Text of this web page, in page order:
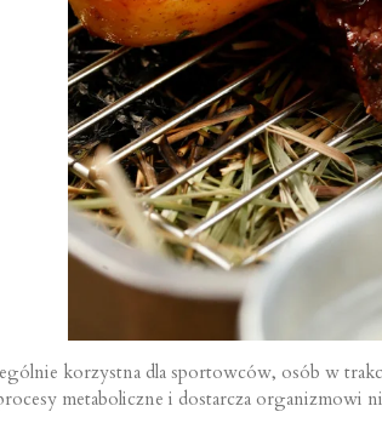
korzystna dla sportowców, osób w
metaboliczne i dostarcza organizmowi